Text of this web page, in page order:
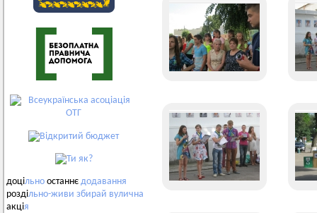
доцільно останнє додавання
роздільно-живи збирай вулична
акція